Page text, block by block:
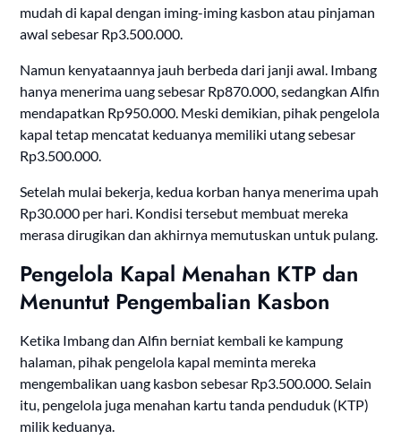
mudah di kapal dengan iming-iming kasbon atau pinjaman
awal sebesar Rp3.500.000.
Namun kenyataannya jauh berbeda dari janji awal. Imbang
hanya menerima uang sebesar Rp870.000, sedangkan Alfin
mendapatkan Rp950.000. Meski demikian, pihak pengelola
kapal tetap mencatat keduanya memiliki utang sebesar
Rp3.500.000.
Setelah mulai bekerja, kedua korban hanya menerima upah
Rp30.000 per hari. Kondisi tersebut membuat mereka
merasa dirugikan dan akhirnya memutuskan untuk pulang.
Pengelola Kapal Menahan KTP dan
Menuntut Pengembalian Kasbon
Ketika Imbang dan Alfin berniat kembali ke kampung
halaman, pihak pengelola kapal meminta mereka
mengembalikan uang kasbon sebesar Rp3.500.000. Selain
itu, pengelola juga menahan kartu tanda penduduk (KTP)
milik keduanya.